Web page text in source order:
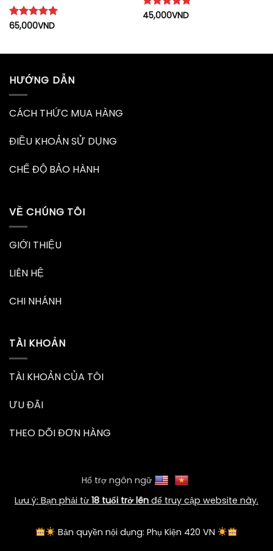
Được xếp
65,000VND
Được xếp
45,000VND
HƯỚNG DẪN
CÁCH THỨC MUA HÀNG
ĐIỀU KHOẢN SỬ DỤNG
CHẾ ĐỘ BẢO HÀNH
VỀ CHÚNG TÔI
GIỚI THIỆU
LIÊN HỆ
CHI NHÁNH
TÀI KHOẢN
TÀI KHOẢN CỦA TÔI
ƯU ĐÃI
THEO DÕI ĐƠN HÀNG
Hổ trợ ngôn ngữ
Lưu ý: Bạn phải từ 18 tuổi trở lên để truy cập website này.
Bản quyền nội dụng: Phụ Kiện 420 VN